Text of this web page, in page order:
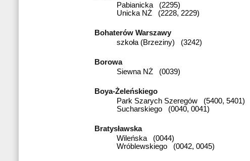
Pabianicka (2295)
Unicka NŻ (2228, 2229)
Bohaterów Warszawy
szkoła (Brzeziny) (3242)
Borowa
Siewna NŻ (0039)
Boya-Żeleńskiego
Park Szarych Szeregów (5400, 5401)
Sucharskiego (0040, 0041)
Bratysławska
Wileńska (0044)
Wróblewskiego (0042, 0045)